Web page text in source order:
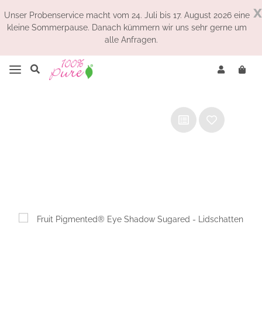
x
Unser Probenservice macht vom 24. Juli bis 17. August 2026 eine
kleine Sommerpause. Danach kümmern wir uns sehr gerne um
alle Anfragen.